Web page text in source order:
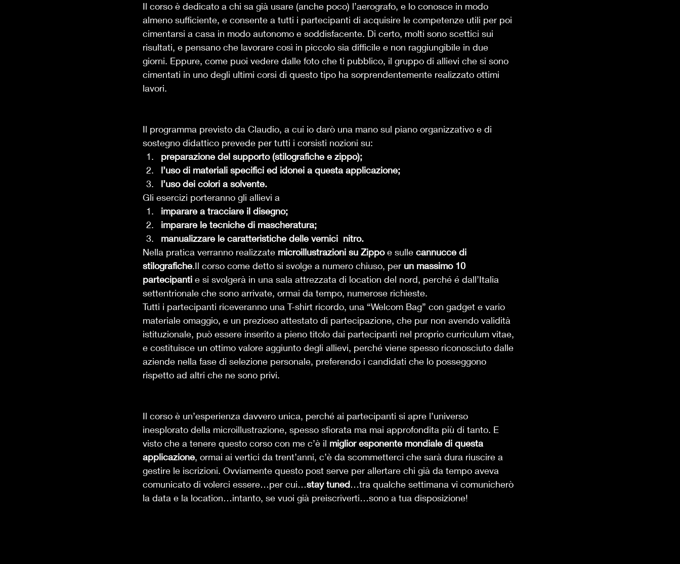
Il corso è dedicato a chi sa già usare (anche poco) l’aerografo, e lo conosce in modo
almeno sufficiente, e consente a tutti i partecipanti di acquisire le competenze utili per poi
cimentarsi a casa in modo autonomo e soddisfacente. Di certo, molti sono scettici sui
risultati, e pensano che lavorare così in piccolo sia difficile e non raggiungibile in due
giorni. Eppure, come puoi vedere dalle foto che ti pubblico, il gruppo di allievi che si sono
cimentati in uno degli ultimi corsi di questo tipo ha sorprendentemente realizzato ottimi
lavori.
Il programma previsto da Claudio, a cui io darò una mano sul piano organizzativo e di
sostegno didattico prevede per tutti i corsisti nozioni su:
preparazione del supporto (stilografiche e zippo);
l’uso di materiali specifici ed idonei a questa applicazione;
l’uso dei colori a solvente.
Gli esercizi porteranno gli allievi a
imparare a tracciare il disegno;
imparare le tecniche di mascheratura;
manualizzare le caratteristiche delle vernici  nitro.
Nella pratica verranno realizzate microillustrazioni su Zippo e sulle cannucce di
stilografiche.Il corso come detto si svolge a numero chiuso, per un massimo 10
partecipanti e si svolgerà in una sala attrezzata di location del nord, perché é dall’Italia
settentrionale che sono arrivate, ormai da tempo, numerose richieste.
Tutti i partecipanti riceveranno una T-shirt ricordo, una “Welcom Bag” con gadget e vario
materiale omaggio, e un prezioso attestato di partecipazione, che pur non avendo validità
istituzionale, può essere inserito a pieno titolo dai partecipanti nel proprio curriculum vitae,
e costituisce un ottimo valore aggiunto degli allievi, perché viene spesso riconosciuto dalle
aziende nella fase di selezione personale, preferendo i candidati che lo posseggono
rispetto ad altri che ne sono privi.
Il corso è un’esperienza davvero unica, perché ai partecipanti si apre l’universo
inesplorato della microillustrazione, spesso sfiorata ma mai approfondita più di tanto. E
visto che a tenere questo corso con me c’è il miglior esponente mondiale di questa
applicazione, ormai ai vertici da trent’anni, c’è da scommetterci che sarà dura riuscire a
gestire le iscrizioni. Ovviamente questo post serve per allertare chi già da tempo aveva
comunicato di volerci essere…per cui…stay tuned…tra qualche settimana vi comunicherò
la data e la location…intanto, se vuoi già preiscriverti…sono a tua disposizione!